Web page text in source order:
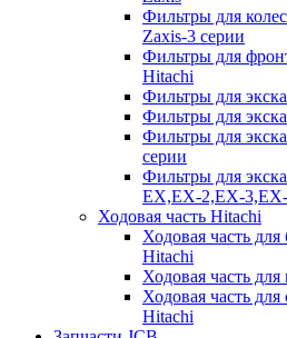
Фильтры для
Zaxis-3 серии
Фильтры для
Hitachi
Фильтры для
Фильтры для
Фильтры для
серии
Фильтры для
EX,EX-2,EX-
Ходовая часть Hitachi
Ходовая часть
Hitachi
Ходовая часть
Ходовая часть для
Hitachi